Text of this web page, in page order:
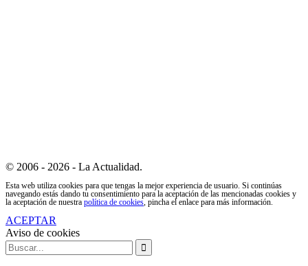
© 2006 - 2026 - La Actualidad.
Esta web utiliza cookies para que tengas la mejor experiencia de usuario. Si continúas
navegando estás dando tu consentimiento para la aceptación de las mencionadas cookies y
la aceptación de nuestra política de cookies, pincha el enlace para más información.
ACEPTAR
Aviso de cookies